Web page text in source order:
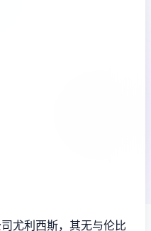
尤利西斯，其无与伦比